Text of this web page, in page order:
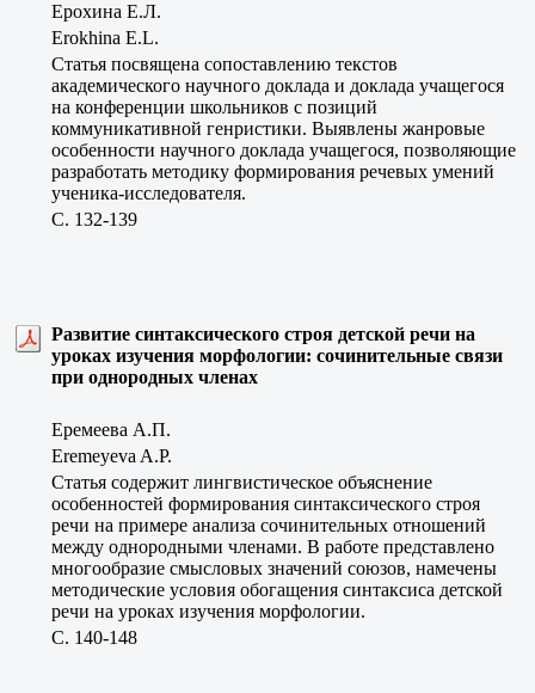
Ерохина Е.Л.
Erokhina E.L.
Статья посвящена сопоставлению текстов
академического научного доклада и доклада учащегося
на конференции школьников с позиций
коммуникативной генристики. Выявлены жанровые
особенности научного доклада учащегося, позволяющие
разработать методику формирования речевых умений
ученика-исследователя.
C. 132-139
Развитие синтаксического строя детской речи на
уроках изучения морфологии: сочинительные связи
при однородных членах
Еремеева А.П.
Eremeyeva A.P.
Статья содержит лингвистическое объяснение
особенностей формирования синтаксического строя
речи на примере анализа сочинительных отношений
между однородными членами. В работе представлено
многообразие смысловых значений союзов, намечены
методические условия обогащения синтаксиса детской
речи на уроках изучения морфологии.
C. 140-148